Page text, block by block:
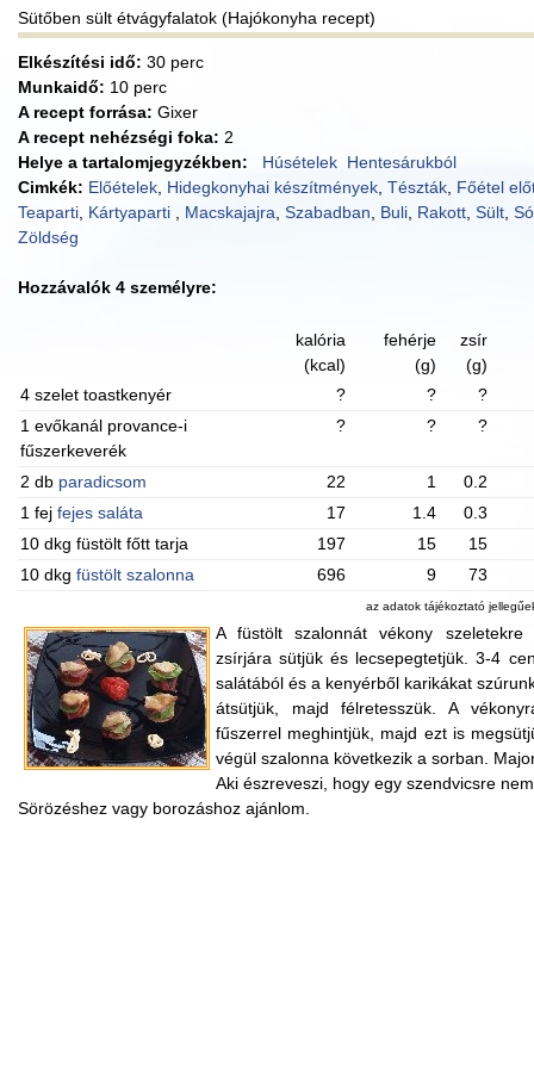
Sütőben sült étvágyfalatok (Hajókonyha recept)
Elkészítési idő: 30 perc
Munkaidő: 10 perc
A recept forrása: Gixer
A recept nehézségi foka: 2
Helye a tartalomjegyzékben:
Húsételek Hentesárukból
Cimkék: Előételek Hidegkonyhai készítmények Tészták Főétel
Teaparti Kártyaparti Macskajajra Szabadban Buli Rakott Sült
Zöldség
Hozzávalók 4 személyre:
kalória
(kcal)
fehérje
(g)
zsír
(g)
4 szelet toastkenyér
? ?
?
1 evőkanál provance-i
fűszerkeverék
? ? ?
2 db paradicsom 22 1
0.2
1 fej fejes saláta 17 1.4
0.3
10 dkg füstölt főtt tarja
197 15
15
10 dkg füstölt szalonna 696 9 73
az adatok tájékoztató
A füstölt szalonnát vékony
zsírjára sütjük és lecsepegtetjük. 3-4
salátából és a kenyérből karikákat
átsütjük, majd félretesszük. A
fűszerrel meghintjük, majd ezt is
végül szalonna következik a sorban.
Aki észreveszi, hogy egy szendvicsre
Sörözéshez vagy borozáshoz ajánlom.